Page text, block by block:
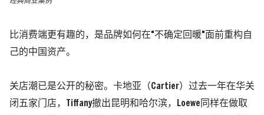
比消费端更有趣的，是品牌如何在"不确定回暖"面前重构自
己的中国资产。
关店潮已是公开的秘密。卡地亚 （Cartier） 过去一年在华关
闭五家门店，Tiffany撤出昆明和哈尔滨，
Loewe 同样在做取